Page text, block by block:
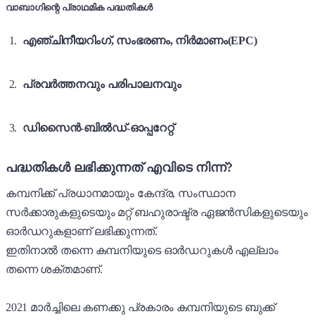
വാബാഗിന്റെ പ്രാഥമിക പദ്ധതികൾ
എഞ്ചിനീയറിംഗ്, സംഭരണം, നിർമാണം(EPC)
പ്രവർത്തനവും പരിപാലനവും
ഡിസൈൻ-ബിൽഡ്-ഓപ്പറേറ്റ്
പദ്ധതികൾ ലഭിക്കുന്നത് എവിടെ നിന്ന്?
കമ്പനിക്ക് പ്രധാനമായും കേന്ദ്ര, സംസ്ഥാന
സർക്കാരുകളുടെയും മറ്റ് ബഹുരാഷ്ട്ര ഏജൻസികളുടെയും
ഓർഡറുകളാണ് ലഭിക്കുന്നത്.
ഇതിനാൽ തന്നെ കമ്പനിയുടെ ഓർഡറുകൾ എല്ലാം
തന്നെ ശക്തമാണ്.
2021 മാർച്ചിലെ കണക്കു പ്രകാരം കമ്പനിയുടെ ബുക്ക്